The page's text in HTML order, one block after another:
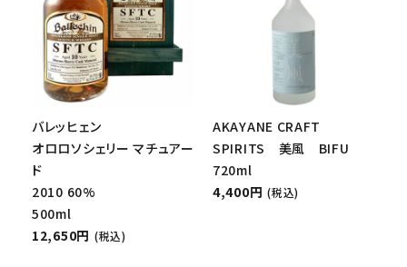
バレッヒェン
オロロソシェリー マチュアー
ド
2010 60%
500ml
12,650円 (税込)
AKAYANE CRAFT
SPIRITS 美風 BIFU
720ml
4,400円 (税込)